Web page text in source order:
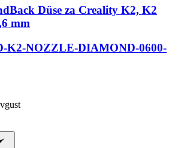
Düse za Creality K2, K2
mm
K2-NOZZLE-DIAMOND-0600-